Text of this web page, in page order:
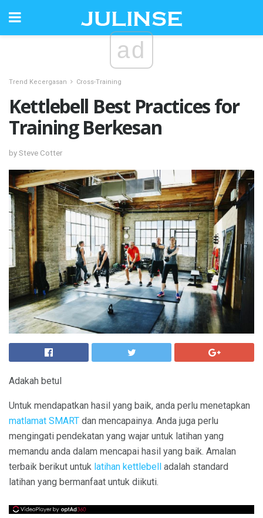
ad
Trend Kecergasan Cross-Training
Kettlebell Best Practices for
Training Berkesan
by Steve Cotter
Adakah betul
Untuk mendapatkan hasil yang baik, anda perlu menetapkan
matlamat SMART dan mencapainya. Anda juga perlu
mengingati pendekatan yang wajar untuk latihan yang
memandu anda dalam mencapai hasil yang baik. Amalan
terbaik berikut untuk latihan kettlebell adalah standard
latihan yang bermanfaat untuk diikuti.